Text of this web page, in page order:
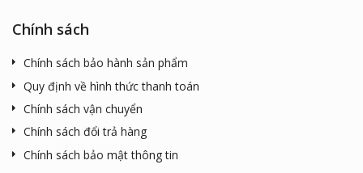
Chính sách
Chính sách bảo hành sản phẩm
Quy định về hình thức thanh toán
Chính sách vận chuyển
Chính sách đổi trả hàng
Chính sách bảo mật thông tin